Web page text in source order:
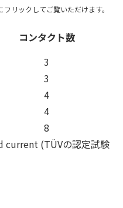
コンタクト数
3
3
4
4
8
(TÜVの認定試験